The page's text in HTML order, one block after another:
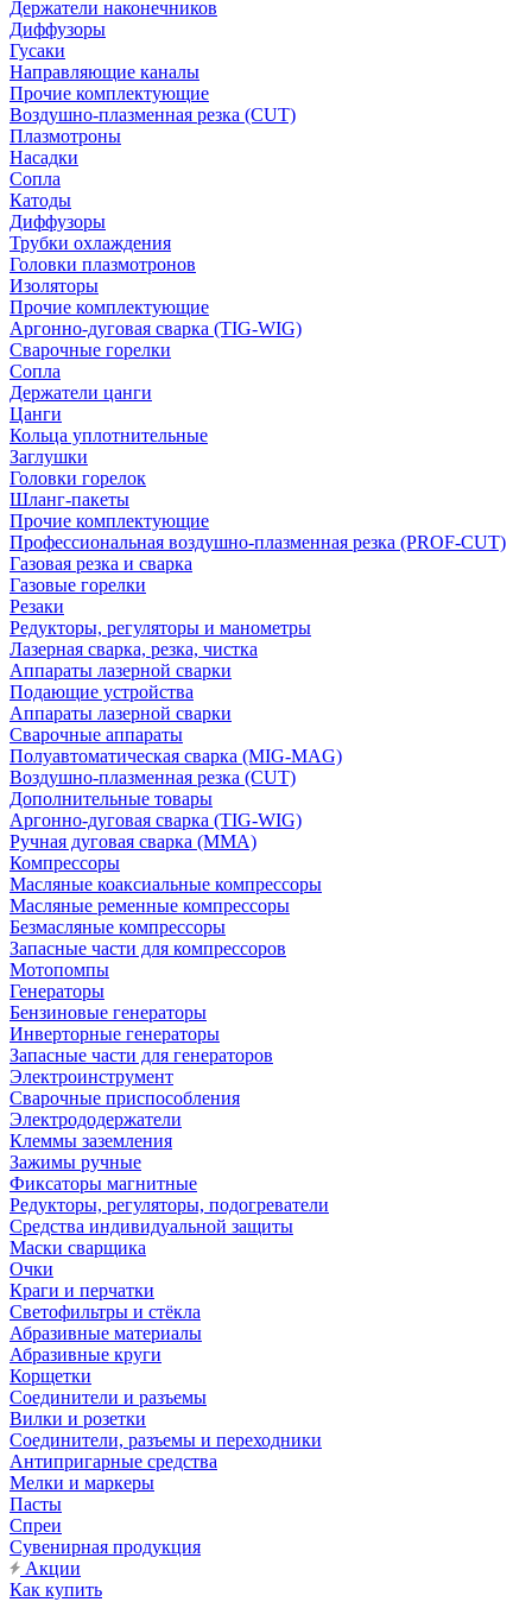
Держатели наконечников
Диффузоры
Гусаки
Направляющие каналы
Прочие комплектующие
Воздушно-плазменная резка (CUT)
Плазмотроны
Насадки
Сопла
Катоды
Диффузоры
Трубки охлаждения
Головки плазмотронов
Изоляторы
Прочие комплектующие
Аргонно-дуговая сварка (TIG-WIG)
Сварочные горелки
Сопла
Держатели цанги
Цанги
Кольца уплотнительные
Заглушки
Головки горелок
Шланг-пакеты
Прочие комплектующие
Профессиональная воздушно-плазменная резка (PROF-CUT)
Газовая резка и сварка
Газовые горелки
Резаки
Редукторы, регуляторы и манометры
Лазерная сварка, резка, чистка
Аппараты лазерной сварки
Подающие устройства
Аппараты лазерной сварки
Сварочные аппараты
Полуавтоматическая сварка (MIG-MAG)
Воздушно-плазменная резка (CUT)
Дополнительные товары
Аргонно-дуговая сварка (TIG-WIG)
Ручная дуговая сварка (MMA)
Компрессоры
Масляные коаксиальные компрессоры
Масляные ременные компрессоры
Безмасляные компрессоры
Запасные части для компрессоров
Мотопомпы
Генераторы
Бензиновые генераторы
Инверторные генераторы
Запасные части для генераторов
Электроинструмент
Сварочные приспособления
Электрододержатели
Клеммы заземления
Зажимы ручные
Фиксаторы магнитные
Редукторы, регуляторы, подогреватели
Средства индивидуальной защиты
Маски сварщика
Очки
Краги и перчатки
Светофильтры и стёкла
Абразивные материалы
Абразивные круги
Корщетки
Соединители и разъемы
Вилки и розетки
Соединители, разъемы и переходники
Антипригарные средства
Мелки и маркеры
Пасты
Спреи
Сувенирная продукция
Акции
Как купить